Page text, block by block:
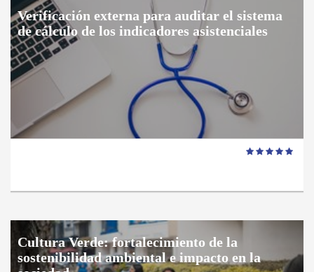
Verificación externa para auditar el sistema
de cálculo de los indicadores asistenciales
Cultura Verde: fortalecimiento de la
sostenibilidad ambiental e impacto en la